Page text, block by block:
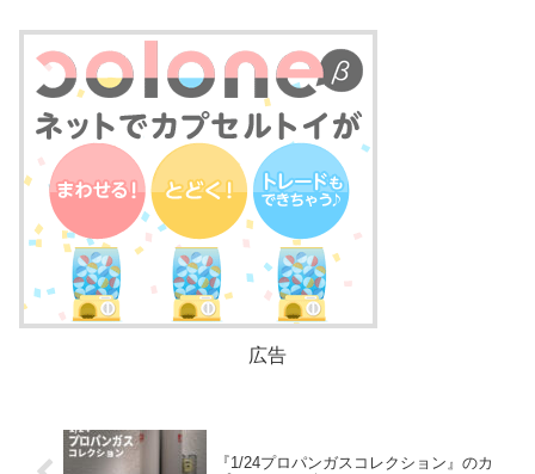
広告
『1/24プロパンガスコレクション』のカ